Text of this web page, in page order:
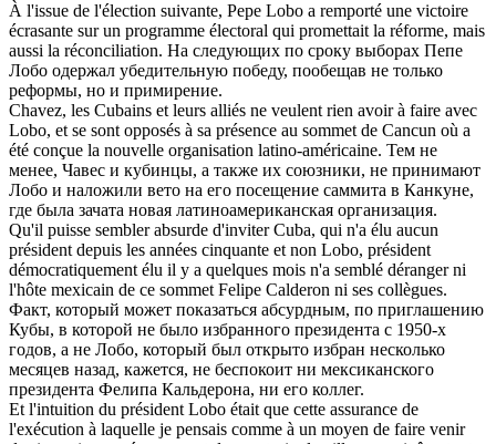
À l'issue de l'élection suivante, Pepe Lobo a remporté une victoire
écrasante sur un programme électoral qui promettait la réforme, mais
aussi la réconciliation. На следующих по сроку выборах Пепе
Лобо одержал убедительную победу, пообещав не только
реформы, но и примирение.
Chavez, les Cubains et leurs alliés ne veulent rien avoir à faire avec
Lobo, et se sont opposés à sa présence au sommet de Cancun où a
été conçue la nouvelle organisation latino-américaine. Тем не
менее, Чавес и кубинцы, а также их союзники, не принимают
Лобо и наложили вето на его посещение саммита в Канкуне,
где была зачата новая латиноамериканская организация.
Qu'il puisse sembler absurde d'inviter Cuba, qui n'a élu aucun
président depuis les années cinquante et non Lobo, président
démocratiquement élu il y a quelques mois n'a semblé déranger ni
l'hôte mexicain de ce sommet Felipe Calderon ni ses collègues.
Факт, который может показаться абсурдным, по приглашению
Кубы, в которой не было избранного президента с 1950-х
годов, а не Лобо, который был открыто избран несколько
месяцев назад, кажется, не беспокоит ни мексиканского
президента Фелипа Кальдерона, ни его коллег.
Et l'intuition du président Lobo était que cette assurance de
l'exécution à laquelle je pensais comme à un moyen de faire venir